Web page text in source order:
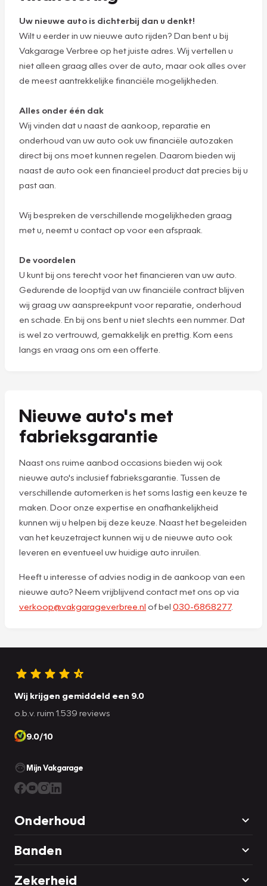
Uw nieuwe auto is dichterbij dan u denkt!
Wilt u eerder in uw nieuwe auto rijden? Dan bent u bij
Vakgarage Verbree op het juiste adres. Wij vertellen u
niet alleen graag alles over de auto, maar ook alles over
de meest aantrekkelijke financiële mogelijkheden.
Alles onder één dak
Wij vinden dat u naast de aankoop, reparatie en
onderhoud van uw auto ook uw financiële autozaken
direct bij ons moet kunnen regelen. Daarom bieden wij
naast de auto ook een financieel product dat precies bij u
past aan.
Wij bespreken de verschillende mogelijkheden graag
met u, neemt u contact op voor een afspraak.
De voordelen
U kunt bij ons terecht voor het financieren van uw auto.
Gedurende de looptijd van uw financiële contract blijven
wij graag uw aanspreekpunt voor reparatie, onderhoud
en schade. En bij ons bent u niet slechts een nummer. Dat
is wel zo vertrouwd, gemakkelijk en prettig. Kom eens
langs en vraag ons om een offerte.
Nieuwe auto's met
fabrieksgarantie
Naast ons ruime aanbod occasions bieden wij ook
nieuwe auto's inclusief fabrieksgarantie. Tussen de
verschillende automerken is het soms lastig een keuze te
maken. Door onze expertise en onafhankelijkheid
kunnen wij u helpen bij deze keuze. Naast het begeleiden
van het keuzetraject kunnen wij u de nieuwe auto ook
leveren en eventueel uw huidige auto inruilen.
Heeft u interesse of advies nodig in de aankoop van een
nieuwe auto? Neem vrijblijvend contact met ons op via
verkoop@vakgarageverbree.nl of bel 030-6868277.
Wij krijgen gemiddeld een 9.0
o.b.v. ruim 1.539 reviews
9.0/10
Mijn Vakgarage
Onderhoud
Banden
Zekerheid